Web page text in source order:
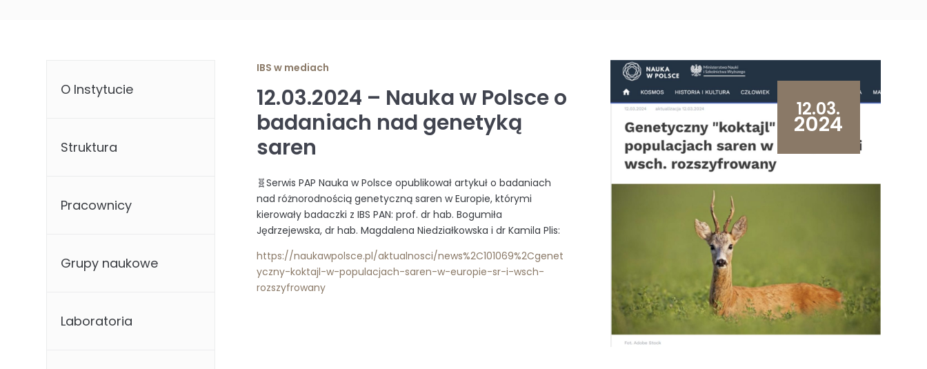
12.03.
2024
IBS w mediach
12.03.2024 – Nauka w Polsce o
badaniach nad genetyką
saren
🧬Serwis PAP Nauka w Polsce opublikował artykuł o badaniach
nad różnorodnością genetyczną saren w Europie, którymi
kierowały badaczki z IBS PAN: prof. dr hab. Bogumiła
Jędrzejewska, dr hab. Magdalena Niedziałkowska i dr Kamila Plis:
https://naukawpolsce.pl/aktualnosci/news%2C101069%2Cgenet
yczny-koktajl-w-populacjach-saren-w-europie-sr-i-wsch-
rozszyfrowany
O Instytucie
Struktura
Pracownicy
Grupy naukowe
Laboratoria